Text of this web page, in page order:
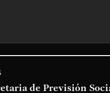
de Previsión